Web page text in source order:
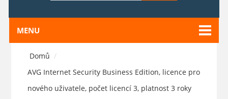
MENU
Domů /
AVG Internet Security Business Edition, licence pro
nového uživatele, počet licencí 3, platnost 3 roky